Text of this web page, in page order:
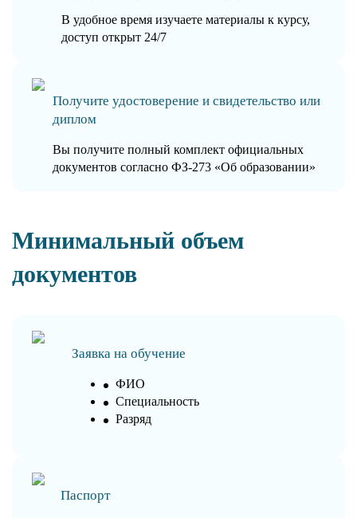
В удобное время изучаете материалы к курсу,
доступ открыт 24/7
Получите удостоверение и свидетельство или
диплом
Вы получите полный комплект официальных
документов согласно ФЗ-273 «Об образовании»
Минимальный объем
документов
Заявка на обучение
ФИО
Специальность
Разряд
Паспорт